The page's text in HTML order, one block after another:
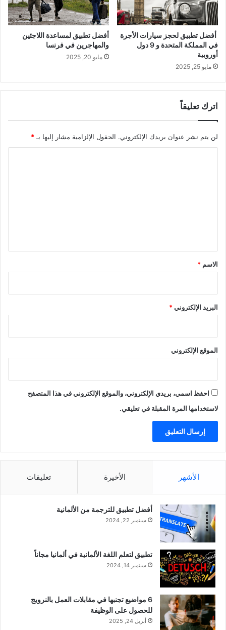
أفضل تطبيق لحجز سيارات الأجرة
في المملكة المتحدة و 9 دول
أوروبية
مايو 25, 2025
أفضل تطبيق لمساعدة اللاجئين
والمهاجرين في فرنسا
مايو 20, 2025
اترك تعليقاً
لن يتم نشر عنوان بريدك الإلكتروني. الحقول الإلزامية مشار إليها بـ *
*
الاسم *
البريد الإلكتروني*
الموقع الإلكتروني
احفظ اسمي، بريدي الإلكتروني، والموقع الإلكتروني في هذا المتصفح
لاستخدامها المرة المقبلة في تعليقي.
الأشهر الأخيرة تعليقات
أفضل تطبيق للترجمة من الألمانية
سبتمبر 22, 2024
تطبيق لتعلم اللغة الألمانية في ألمانيا مجاناً
سبتمبر 14, 2024
6 مواضيع تجنبها في مقابلات العمل بالنرويج
للحصول على الوظيفة
أبريل 24, 2025